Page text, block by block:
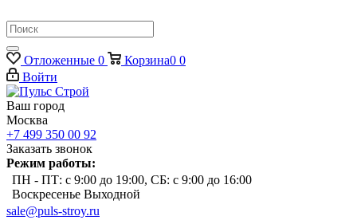
Отложенные 0 Корзина0 0
Войти
Ваш город
Москва
+7 499 350 00 92
Заказать звонок
Режим работы:
ПН - ПТ: с 9:00 до 19:00, СБ: с 9:00 до 16:00
Воскресенье Выходной
sale@puls-stroy.ru